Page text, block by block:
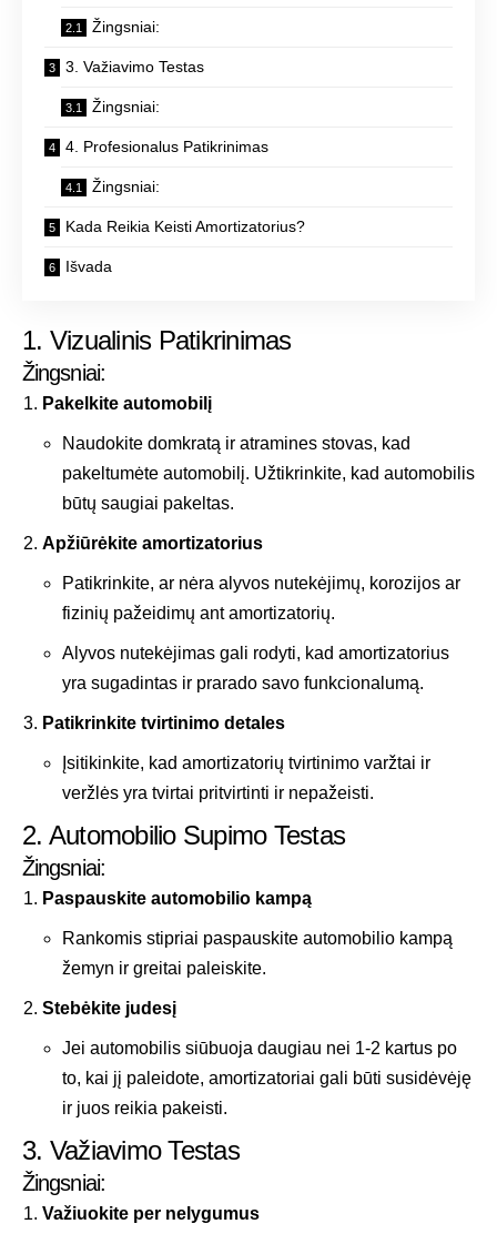
Žingsniai:
3. Važiavimo Testas
Žingsniai:
4. Profesionalus Patikrinimas
Žingsniai:
Kada Reikia Keisti Amortizatorius?
Išvada
1. Vizualinis Patikrinimas
Žingsniai:
Pakelkite automobilį
Naudokite domkratą ir atramines stovas, kad
pakeltumėte automobilį. Užtikrinkite, kad automobilis
būtų saugiai pakeltas.
Apžiūrėkite amortizatorius
Patikrinkite, ar nėra alyvos nutekėjimų, korozijos ar
fizinių pažeidimų ant amortizatorių.
Alyvos nutekėjimas gali rodyti, kad amortizatorius
yra sugadintas ir prarado savo funkcionalumą.
Patikrinkite tvirtinimo detales
Įsitikinkite, kad amortizatorių tvirtinimo varžtai ir
veržlės yra tvirtai pritvirtinti ir nepažeisti.
2. Automobilio Supimo Testas
Žingsniai:
Paspauskite automobilio kampą
Rankomis stipriai paspauskite automobilio kampą
žemyn ir greitai paleiskite.
Stebėkite judesį
Jei automobilis siūbuoja daugiau nei 1-2 kartus po
to, kai jį paleidote, amortizatoriai gali būti susidėvėję
ir juos reikia pakeisti.
3. Važiavimo Testas
Žingsniai:
Važiuokite per nelygumus